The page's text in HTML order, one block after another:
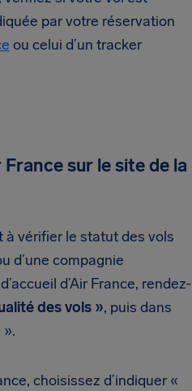
par votre réservation
ou celui d’un tracker
sur le site de la
à vérifier le statut des vols
d’une compagnie
d’Air France, rendez-
des vols », puis dans
».
choisissez d’indiquer «